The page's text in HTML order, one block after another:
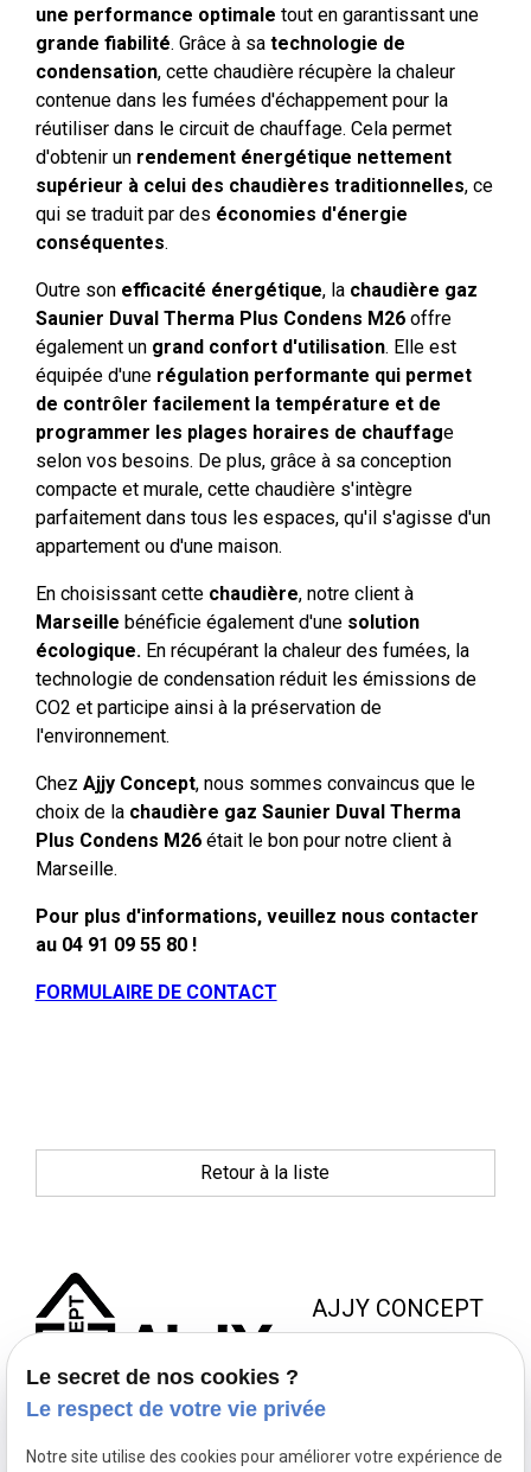
une performance optimale tout en garantissant une
grande fiabilité. Grâce à sa technologie de
condensation, cette chaudière récupère la chaleur
contenue dans les fumées d'échappement pour la
réutiliser dans le circuit de chauffage. Cela permet
d'obtenir un rendement énergétique nettement
supérieur à celui des chaudières traditionnelles, ce
qui se traduit par des économies d'énergie
conséquentes.
Outre sonefficacité énergétique, la chaudière gaz
Saunier Duval Therma Plus Condens M26offre
également ungrand confort d'utilisation. Elle est
équipée d'unerégulation performante qui permet
de contrôler facilement la température et de
programmer les plages horaires de chauffage
selon vos besoins. De plus, grâce à sa conception
compacte et murale, cette chaudière s'intègre
parfaitement dans tous les espaces, qu'il s'agisse d'un
appartement ou d'une maison.
En choisissant cette chaudière, notre client à
Marseille bénéficie également d'unesolution
écologique.En récupérant la chaleur des fumées, la
technologie de condensation réduit les émissions de
CO2 et participe ainsi à la préservation de
l'environnement.
Chez Ajjy Concept, nous sommes convaincus que le
choix de lachaudière gaz Saunier Duval Therma
Plus Condens M26était le bon pour notre client à
Marseille.
Pour plus d'informations, veuillez nous contacter
au 04 91 09 55 80 !
FORMULAIRE DE CONTACT
Retour à la liste
AJJY CONCEPT
Le secret de nos cookies ?
Le respect de votre vie privée
Notre site utilise des cookies pour améliorer votre expérience de